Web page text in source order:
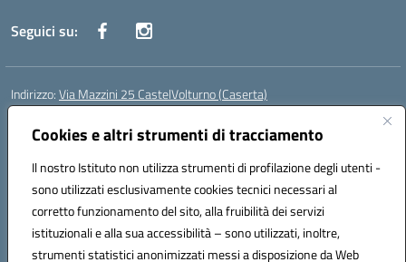
Cookies e altri strumenti di tracciamento
Il nostro Istituto non utilizza strumenti di profilazione degli utenti -
sono utilizzati esclusivamente cookies tecnici necessari al
corretto funzionamento del sito, alla fruibilità dei servizi
istituzionali e alla sua accessibilità – sono utilizzati, inoltre,
strumenti statistici anonimizzati messi a disposizione da Web
Seguici su:
Indirizzo:Via Mazzini 25 CastelVolturno (Caserta)
Centralino:
Posta elettronica certificata (PEC):ceis014005@pec.istruzione.it
Codice fiscale: 93063510619
Codice meccanografico:CEIS014005
Codice Indice delle Pubbliche Amministrazioni (IPA): istsc_ceis014005
Codice unico di fatturazione (CUF): UOU8EW